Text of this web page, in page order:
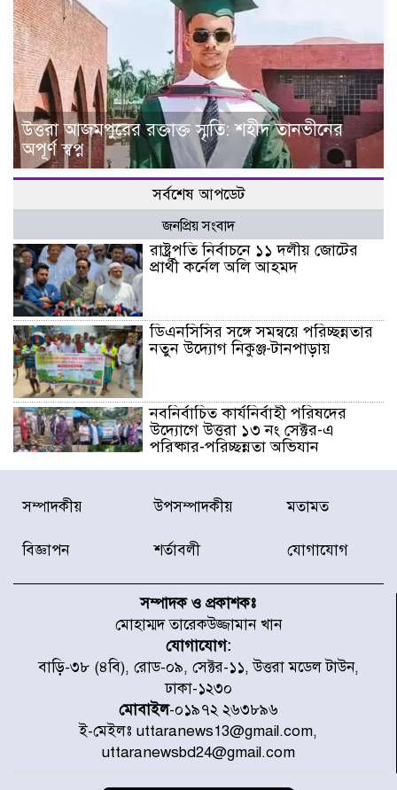
উত্তরা আজমপুরের রক্তাক্ত স্মৃতি: শহীদ তানভীনের
অপূর্ণ স্বপ্ন
সর্বশেষ আপডেট
জনপ্রিয় সংবাদ
রাষ্ট্রপতি নির্বাচনে ১১ দলীয় জোটের
প্রার্থী কর্নেল অলি আহমদ
ডিএনসিসির সঙ্গে সমন্বয়ে পরিচ্ছন্নতার
নতুন উদ্যোগ নিকুঞ্জ-টানপাড়ায়
নবনির্বাচিত কার্যনির্বাহী পরিষদের
উদ্যোগে উত্তরা ১৩ নং সেক্টর-এ
পরিষ্কার-পরিচ্ছন্নতা অভিযান
ডিএমপির অভিযানে ২৪ ঘণ্টায় গ্রেপ্তার
৫০৪, উদ্ধার মাদক-অস্ত্র
সাগরে অবমুক্ত
মাতারবাড়ী পৌঁছে নির্ধারিত কর্মসূচিতে
যোগ দিয়েছেন প্রধানমন্ত্রী
জাতীয় সাংবাদিক সংস্থার পিরোজপুর
জেলা কমিটি অনুমোদন
সম্পাদকীয় উপসম্পাদকীয় মতামত
বিজ্ঞাপন শর্তাবলী যোগাযোগ
সম্পাদক ও প্রকাশকঃ
মোহাম্মদ তারেকউজ্জামান খান
যোগাযোগ:
বাড়ি-৩৮ (৪বি), রোড-০৯, সেক্টর-১১, উত্তরা মডেল টাউন,
ঢাকা-১২৩০
মোবাইল-০১৯৭২ ২৬৩৮৯৬
ই-মেইলঃ uttaranews13@gmail.com,
uttaranewsbd24@gmail.com